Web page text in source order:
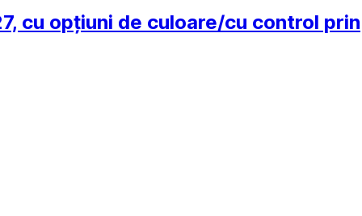
cu opțiuni de culoare/cu control prin